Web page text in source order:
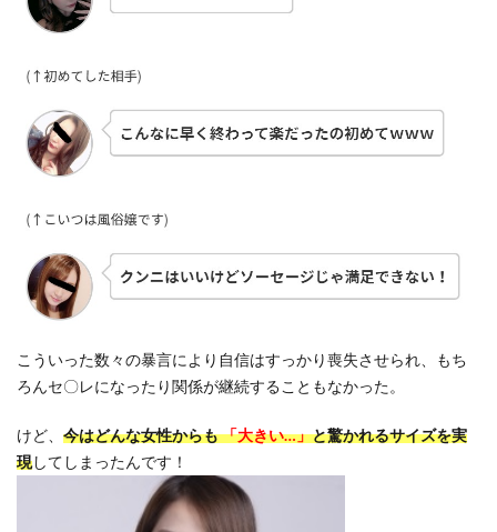
こういった数々の暴言により自信はすっかり喪失させられ、もち
ろんセ〇レになったり関係が継続することもなかった。
けど、 今はどんな女性からも「大きい…」と驚かれるサイズを実
現してしまったんです！